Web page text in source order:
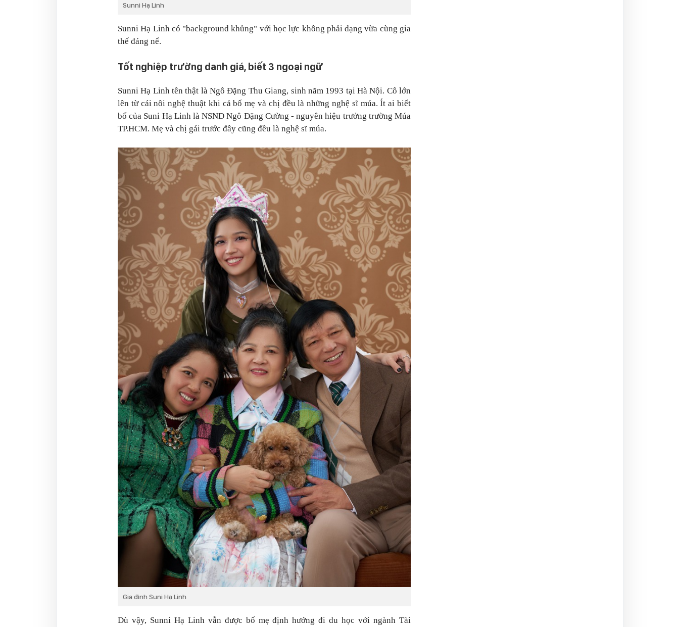
Sunni Hạ Linh
Sunni Hạ Linh có "background khủng" với học lực không phải dạng vừa cùng gia
thế đáng nể.
Tốt nghiệp trường danh giá, biết 3 ngoại ngữ
Sunni Hạ Linh tên thật là Ngô Đặng Thu Giang, sinh năm 1993 tại Hà Nội. Cô lớn
lên từ cái nôi nghệ thuật khi cả bố mẹ và chị đều là những nghệ sĩ múa. Ít ai biết
bố của Suni Hạ Linh là NSND Ngô Đặng Cường - nguyên hiệu trưởng trường Múa
TP.HCM. Mẹ và chị gái trước đây cũng đều là nghệ sĩ múa.
Gia đình Suni Hạ Linh
Dù vậy, Sunni Hạ Linh vẫn được bố mẹ định hướng đi du học với ngành Tài